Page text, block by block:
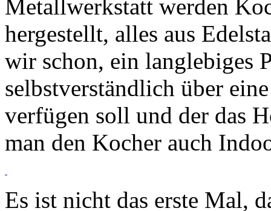
Metallwerkstatt werden
hergestellt, alles aus
wir schon, ein langlebiges
selbstverständlich über
verfügen soll und der das
man den Kocher auch
Es ist nicht das erste Mal,